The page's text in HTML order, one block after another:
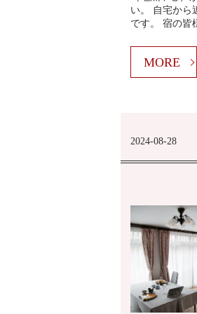
い。 自宅から
です。 宿の皆
MORE
2024-08-28